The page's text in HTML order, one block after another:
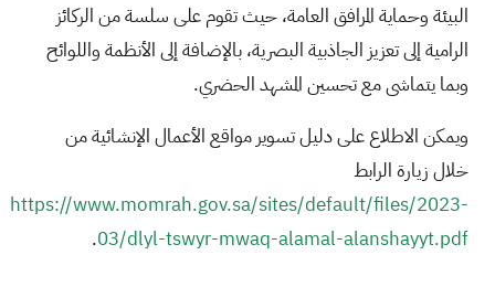
البيئة وحماية المرافق العامة، حيث تقوم على سلسة من الركائز
الرامية إلى تعزيز الجاذبية البصرية، بالإضافة إلى الأنظمة واللوائح
وبما يتماشى مع تحسين المشهد الحضري.
ويمكن الاطلاع على دليل تسوير مواقع الأعمال الإنشائية من
خلال زيارة الرابط
https://www.momrah.gov.sa/sites/default/files/2023-
03/dlyl-tswyr-mwaq-alamal-alanshayyt.pdf
.